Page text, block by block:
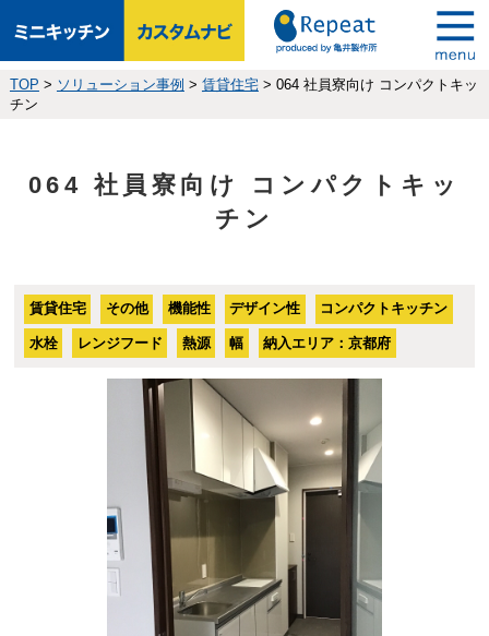
TOP > ソリューション事例 > 賃貸住宅> 064 社員寮向け コンパクトキッ
チン
064 社員寮向け コンパクトキッ
チン
賃貸住宅 その他 機能性 デザイン性 コンパクトキッチン
水栓 レンジフード 熱源 幅 納入エリア：京都府